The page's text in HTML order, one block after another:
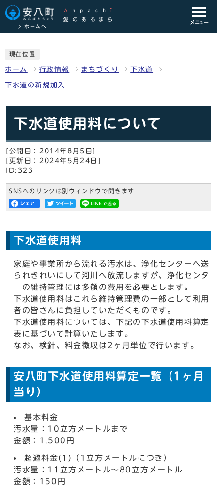
ホームへ
メニュー
現在位置
ホーム 行政情報 まちづくり 下水道
下水道の新規加入
下水道使用料について
[公開日：2014年8月5日]
[更新日：2024年5月24日]
ID:323
SNSへのリンクは別ウィンドウで開きます
下水道使用料
家庭や事業所から流れる汚水は、浄化センターへ送
られきれいにして河川へ放流しますが、浄化センタ
ーの維持管理には多額の費用を必要とします。
下水道使用料はこれら維持管理費の一部として利用
者の皆さんに負担していただくものです。
下水道使用料については、下記の下水道使用料算定
表に基づいて計算いたします。
なお、検針、料金徴収は2ヶ月単位で行います。
安八町下水道使用料算定一覧（1ヶ月
当り）
基本料金
汚水量：10立方メートルまで
金額：1,500円
超過料金(1)（1立方メートルにつき）
汚水量：11立方メートル～80立方メートル
金額：150円